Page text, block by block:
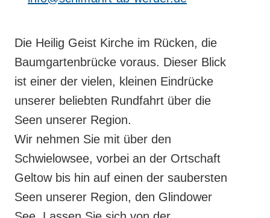
Die Heilig Geist Kirche im Rücken, die
Baumgartenbrücke voraus. Dieser Blick
ist einer der vielen, kleinen Eindrücke
unserer beliebten Rundfahrt über die
Seen unserer Region.
Wir nehmen Sie mit über den
Schwielowsee, vorbei an der Ortschaft
Geltow bis hin auf einen der saubersten
Seen unserer Region, den Glindower